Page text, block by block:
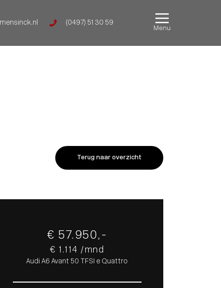
(0497) 51 30 59
Menu
Terug naar overzicht
€ 57.950,-
€ 1.114 /mnd
Audi A6 Avant 50 TFSI e Quattro